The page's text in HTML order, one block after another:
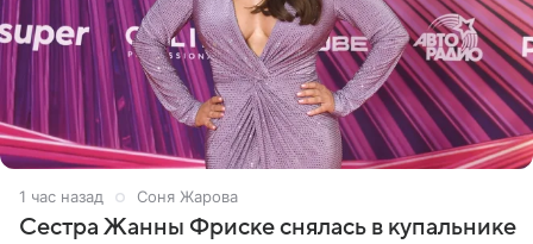
1 час назад Соня Жарова
Сестра Жанны Фриске снялась в купальнике